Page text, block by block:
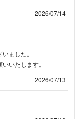
2026/07/14
ました。
いたします。
2026/07/13